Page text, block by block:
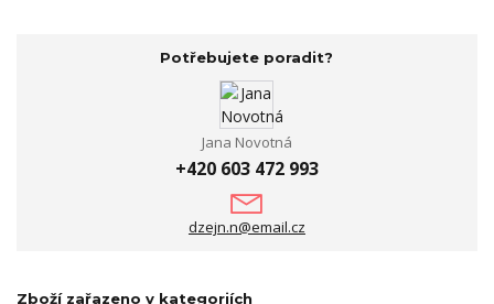
Potřebujete poradit?
Jana Novotná
+420 603 472 993
dzejn.n@email.cz
Zboží zařazeno v kategoriích